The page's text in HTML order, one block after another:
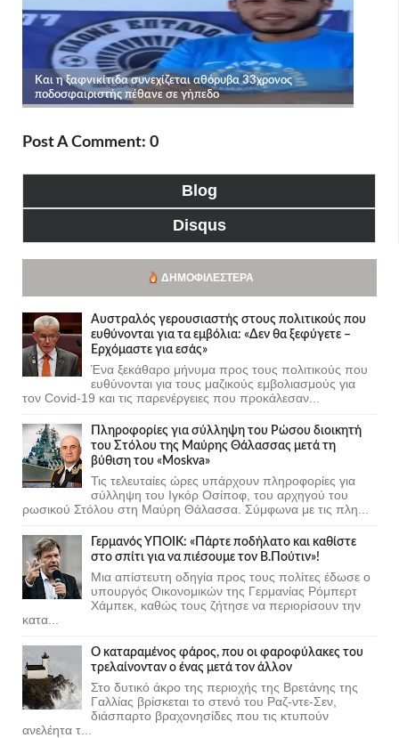
Post A Comment: 0
Blog
Disqus
ΔΗΜΟΦΙΛΈΣΤΕΡΑ
Αυστραλός γερουσιαστής στους πολιτικούς που
ευθύνονται για τα εμβόλια: «Δεν θα ξεφύγετε –
Ερχόμαστε για εσάς»
Ένα ξεκάθαρο μήνυμα προς τους πολιτικούς που
ευθύνονται για τους μαζικούς εμβολιασμούς για
τον Covid-19 και τις παρενέργειες που προκάλεσαν...
Πληροφορίες για σύλληψη του Ρώσου διοικητή
του Στόλου της Mαύρης Θάλασσας μετά τη
βύθιση του «Moskva»
Τις τελευταίες ώρες υπάρχουν πληροφορίες για
σύλληψη του Ιγκόρ Οσίποφ, του αρχηγού του
ρωσικού Στόλου στη Μαύρη Θάλασσα. Σύμφωνα με τις πλη...
Γερμανός ΥΠΟΙΚ: «Πάρτε ποδήλατο και καθίστε
στο σπίτι για να πιέσουμε τον Β.Πούτιν»!
Μια απίστευτη οδηγία προς τους πολίτες έδωσε ο
υπουργός Οικονομικών της Γερμανίας Ρόμπερτ
Χάμπεκ, καθώς τους ζήτησε να περιορίσουν την
κατα...
Ο καταραμένος φάρος, που οι φαροφύλακες του
τρελαίνονταν ο ένας μετά τον άλλον
Στο δυτικό άκρο της περιοχής της Βρετάνης της
Γαλλίας βρίσκεται το στενό του Ραζ-ντε-Σεν,
διάσπαρτο βραχονησίδες που τις κτυπούν
ανελέητα τ...